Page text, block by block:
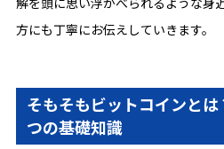
方にも丁寧にお伝えしていきます。
そもそもビットコインと
つの基礎知識